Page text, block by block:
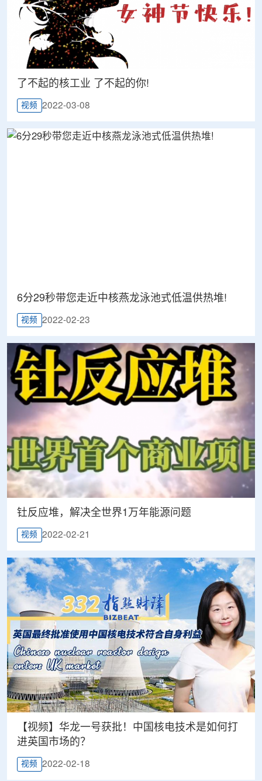
了不起的核工业 了不起的你!
视频 2022-03-08
6分29秒带您走近中核燕龙泳池式低温供热堆!
视频 2022-02-23
钍反应堆，解决全世界1万年能源问题
视频 2022-02-21
【视频】华龙一号获批！中国核电技术是如何打
进英国市场的？
视频 2022-02-18